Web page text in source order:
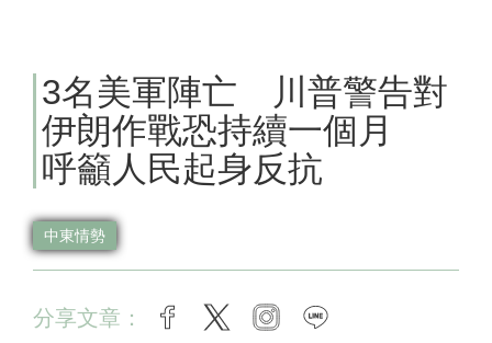
3名美軍陣亡 川普警告對
伊朗作戰恐持續一個月
呼籲人民起身反抗
中東情勢
分享文章： facebook
twitter instagram